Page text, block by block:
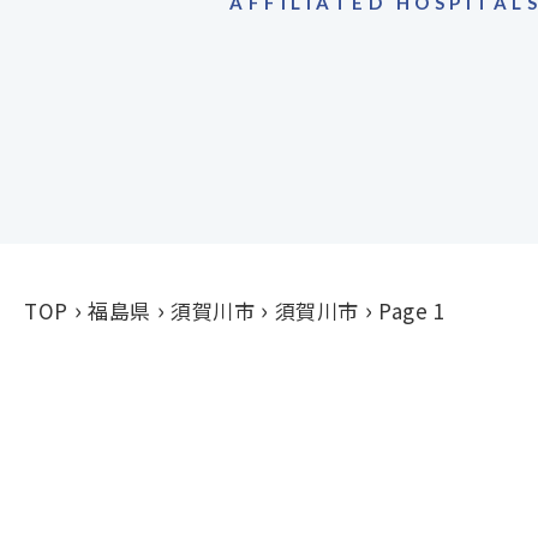
TOP 福島県 須賀川市 須賀川市 Page 1